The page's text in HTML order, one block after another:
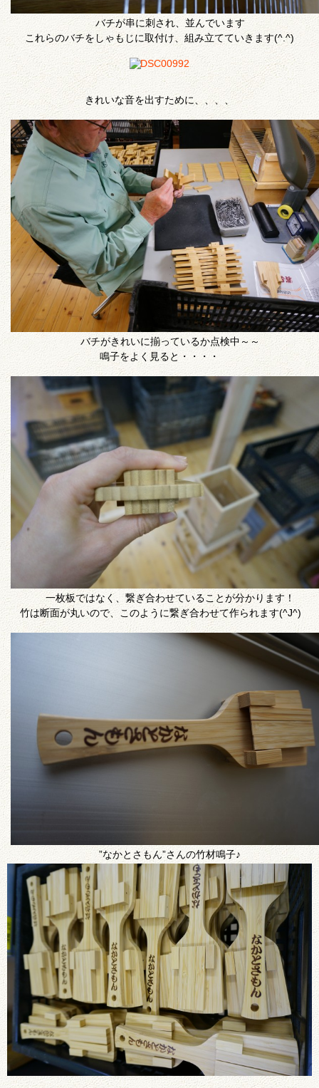
バチが串に刺され、並んでいます
これらのバチをしゃもじに取付け、組み立てていきます(^.^)
きれいな音を出すために、、、、
バチがきれいに揃っているか点検中～～
鳴子をよく見ると・・・・
一枚板ではなく、繋ぎ合わせていることが分かります！
竹は断面が丸いので、このように繋ぎ合わせて作られます(^J^)
”なかとさもん”さんの竹材鳴子♪